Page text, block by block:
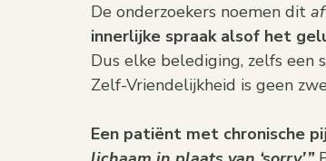
De onderzoekers noemen dit
innerlijke spraak alsof het
Dus elke belediging, zelfs een
Zelf-Vriendelijkheid is geen
Een patiënt met chronische